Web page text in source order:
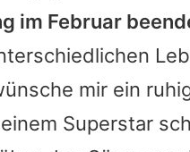
im Februar
mir ein
Superstar